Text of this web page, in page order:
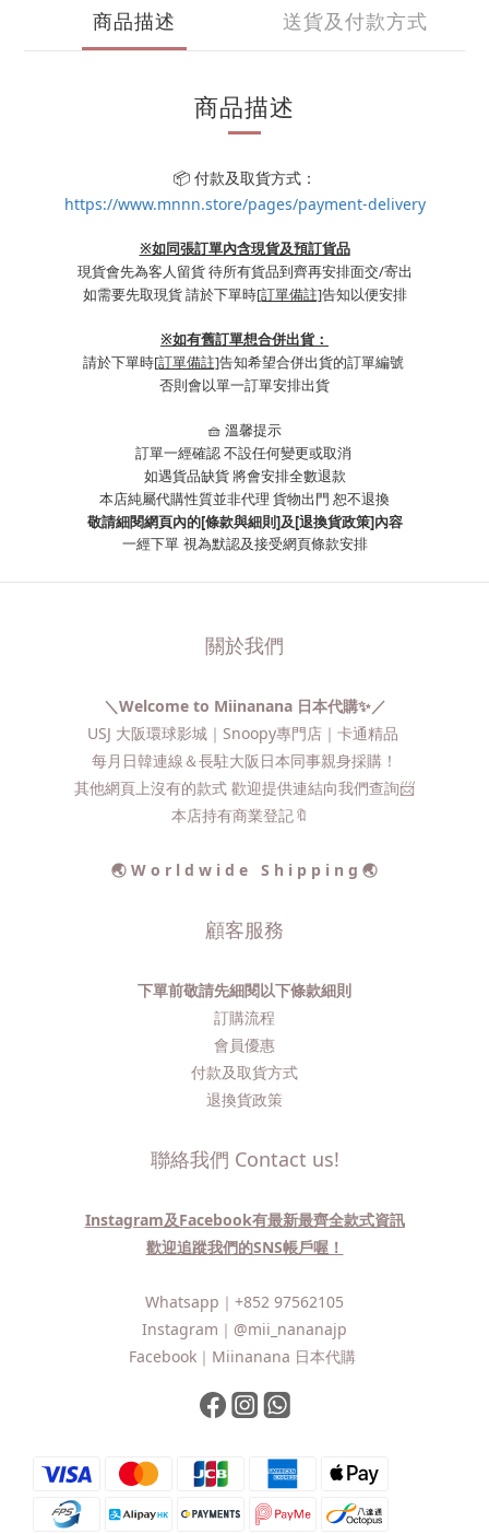
商品描述 送貨及付款方式
商品描述
📦 付款及取貨方式：
https://www.mnnn.store/pages/payment-delivery
※如同張訂單內含現貨及預訂貨品
現貨會先為客人留貨 待所有貨品到齊再安排面交/寄出
如需要先取現貨 請於下單時[訂單備註]告知以便安排
※如有舊訂單想合併出貨：
請於下單時[訂單備註]告知希望合併出貨的訂單編號
否則會以單一訂單安排出貨
🧺 溫馨提示
訂單一經確認 不設任何變更或取消
如遇貨品缺貨 將會安排全數退款
本店純屬代購性質並非代理 貨物出門 恕不退換
敬請細閱網頁內的[條款與細則]及[退換貨政策]內容
一經下單 視為默認及接受網頁條款安排
關於我們
＼Welcome to Miinanana 日本代購✨／
USJ 大阪環球影城｜Snoopy專門店｜卡通精品
每月日韓連線＆長駐大阪日本同事親身採購！
其他網頁上沒有的款式 歡迎提供連結向我們查詢📨​
本店持有商業登記🔖
🌏 W o r l d w i d e S h i p p i n g 🌏
顧客服務
下單前敬請先細閱以下條款細則
訂購流程​
會員優惠
付款及取貨方式
退換貨政策
聯絡我們 Contact us!
Instagram及Facebook有最新最齊全款式資訊
歡迎追蹤我們的SNS帳戶喔！
Whatsapp｜ +852 97562105
Instagram｜ @mii_nananajp
Facebook｜ Miinanana 日本代購